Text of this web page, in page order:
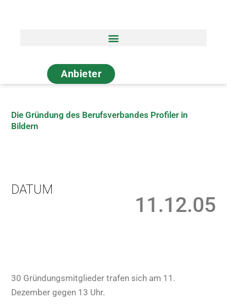
Anbieter
Die Gründung des Berufsverbandes Profiler in
Bildern
DATUM
11.12.05
30 Gründungsmitglieder trafen sich am 11.
Dezember gegen 13 Uhr.